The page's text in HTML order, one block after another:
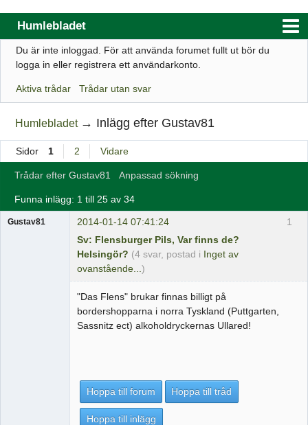
Humlebladet
Index
Regler
Sök
Registrera ett konto
Logga in
Webbutik
Du är inte inloggad. För att använda forumet fullt ut bör du
logga in eller registrera ett användarkonto.
Aktiva trådar Trådar utan svar
Humlebladet → Inlägg efter Gustav81
Sidor 1 2 Vidare
Trådar efter Gustav81 Anpassad sökning
Funna inlägg: 1 till 25 av 34
1
Gustav81
2014-01-14 07:41:24
Sv: Flensburger Pils, Var finns de?
Helsingör? (4 svar, postad i Inget av
ovanstående... )
"Das Flens" brukar finnas billigt på
bordershopparna i norra Tyskland (Puttgarten,
Sassnitz ect) alkoholdryckernas Ullared!
Hoppa till forum Hoppa till tråd
Hoppa till inlägg